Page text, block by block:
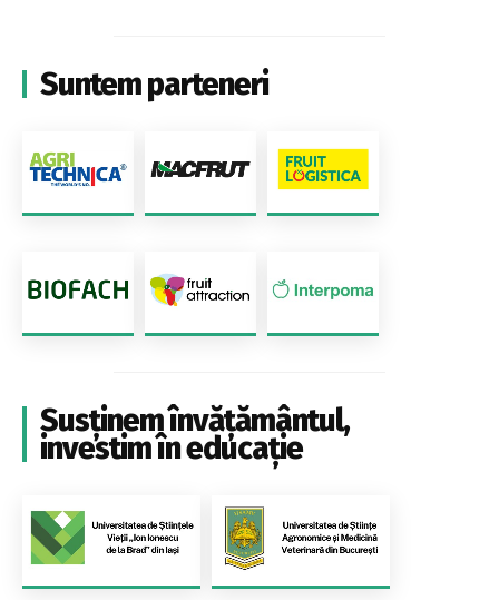
Suntem parteneri
Susținem învățământul,
investim în educație